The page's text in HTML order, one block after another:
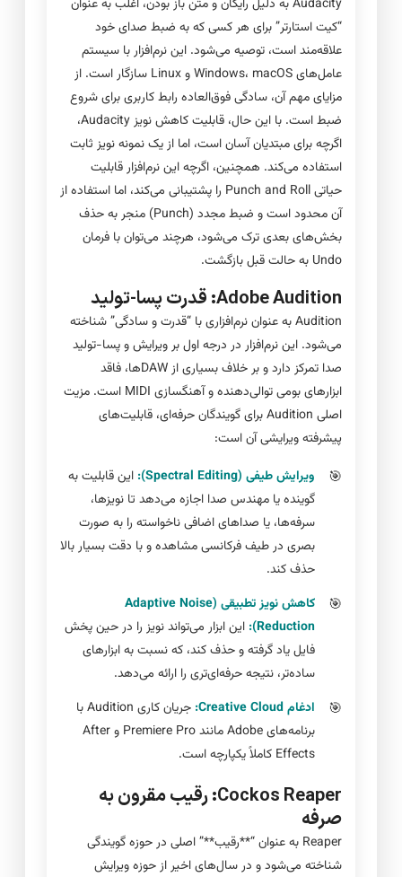
Audacity به دلیل رایگان و متن باز بودن، اغلب به عنوان
“کیت استارتر” برای هر کسی که به ضبط صدای خود
علاقه‌مند است، توصیه می‌شود. این نرم‌افزار با سیستم
عامل‌های Windows، macOS و Linux سازگار است. از
مزایای مهم آن، سادگی فوق‌العاده رابط کاربری برای شروع
ضبط است. با این حال، قابلیت کاهش نویز Audacity،
اگرچه برای مبتدیان آسان است، اما از یک نمونه نویز ثابت
استفاده می‌کند. همچنین، اگرچه این نرم‌افزار قابلیت
حیاتی Punch and Roll را پشتیبانی می‌کند، اما استفاده از
آن محدود است و ضبط مجدد (Punch) منجر به حذف
بخش‌های بعدی ترک می‌شود، هرچند می‌توان با فرمان
Undo به حالت قبل بازگشت.
Adobe Audition: قدرت پسا-تولید
Audition به عنوان نرم‌افزاری با “قدرت و سادگی” شناخته
می‌شود. این نرم‌افزار در درجه اول بر ویرایش و پسا-تولید
صدا تمرکز دارد و بر خلاف بسیاری از DAWها، فاقد
ابزارهای بومی توالی‌دهنده و آهنگسازی MIDI است. مزیت
اصلی Audition برای گویندگان حرفه‌ای، قابلیت‌های
پیشرفته ویرایشی آن است:
ویرایش طیفی (Spectral Editing):
این قابلیت به
گوینده یا مهندس صدا اجازه می‌دهد تا نویزها،
سرفه‌ها، یا صداهای اضافی ناخواسته را به صورت
بصری در طیف فرکانسی مشاهده و با دقت بسیار بالا
حذف کند.
کاهش نویز تطبیقی (Adaptive Noise
Reduction): این ابزار می‌تواند نویز را در حین پخش
فایل یاد گرفته و حذف کند، که نسبت به ابزارهای
ساده‌تر، نتیجه حرفه‌ای‌تری را ارائه می‌دهد.
ادغام Creative Cloud:
جریان کاری Audition با
برنامه‌های Adobe مانند Premiere Pro و After
Effects کاملاً یکپارچه است.
Cockos Reaper: رقیب مقرون به
صرفه
Reaper به عنوان “**رقیب**” اصلی در حوزه گویندگی
شناخته می‌شود و در سال‌های اخیر از حوزه ویرایش